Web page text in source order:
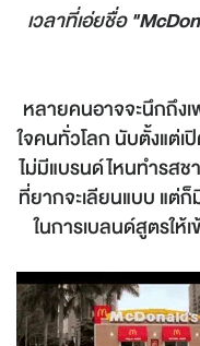
เวลาที่เอ่ยชื่อ
หลายคนอาจจะนึกถึง
ใจคนทั่วโลก นับตั้งแต่เ
ไม่มีแบรนด์ไหนทำรสช
ที่ยากจะเลียนแบบ แต่ก็
ในการเบลนด์สูตรให้